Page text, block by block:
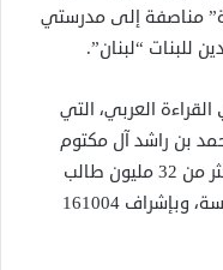
مناصفة إلى مدرستي
للبنات “لبنان”.
العربي، التي
بن راشد آل مكتوم
العالمية” مشاركة قياسية وصلت إلى أكثر من 32 مليون طالب
وطالبة من 50 دولة يمثلون 132112 مدرسة، وبإشراف 161004